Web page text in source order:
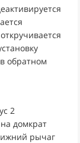
обратном
2
домкрат
рычаг